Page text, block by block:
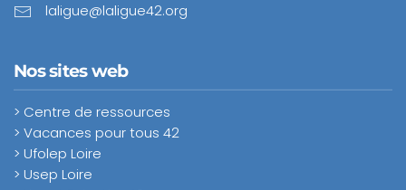
laligue@laligue42.org
Nos sites web
> Centre de ressources
> Vacances pour tous 42
> Ufolep Loire
> Usep Loire